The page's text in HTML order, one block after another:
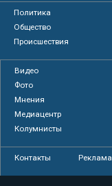
Политика
Общество
Происшествия
Видео
Фото
Мнения
Медиацентр
Колумнисты
Контакты Реклама